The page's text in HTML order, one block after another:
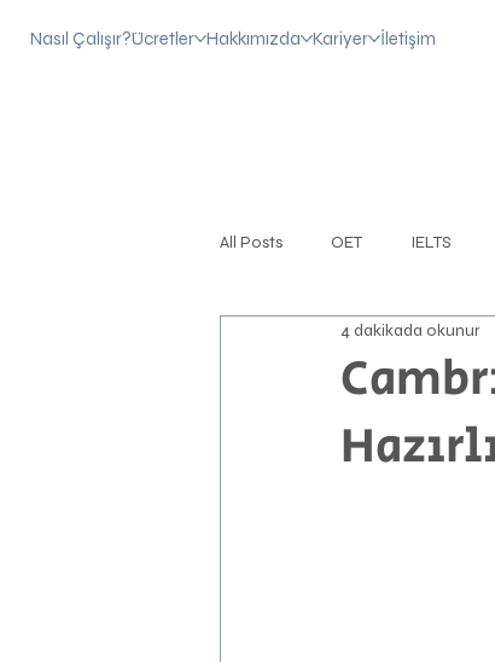
Nasıl Çalışır?Ücretler Hakkımızda Kariyer İletişim
All Posts OET IELTS
Konuşma Becerisi
Cambridge İngilizce
4 dakikada okunur